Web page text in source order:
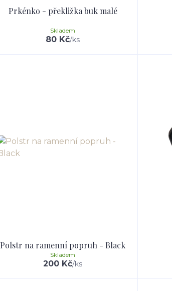
Prkénko - překližka buk malé
80 Kč/ks
Skladem
Polstr na ramenní popruh - Black
200 Kč/ks
Skladem